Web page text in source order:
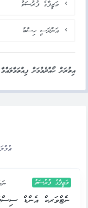
ވަޒީފާގެ ފުރުސަތު
އަންދަސީ ހިސާބު
އިތުރަށް ހޯއްދެވުމަށް ފިއްތަވާލައްވާ
ވަޒީފާގެ ފުރުސަތު
ނެެޓްވަރކް އެންޑް